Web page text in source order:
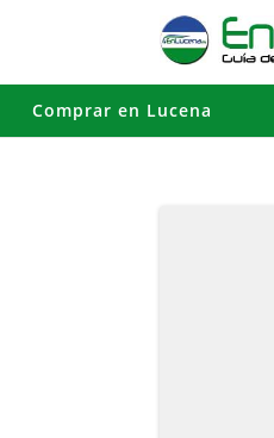
Comprar en Lucena